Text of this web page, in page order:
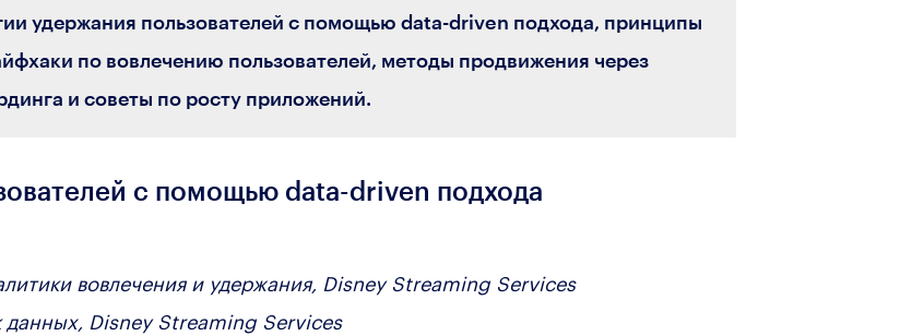
удержания пользователей с помощью data-driven подхода, принципы
по вовлечению пользователей, методы продвижения через
и советы по росту приложений.
с помощью data-driven подхода
вовлечения и удержания, Disney Streaming Services
данных, Disney Streaming Services